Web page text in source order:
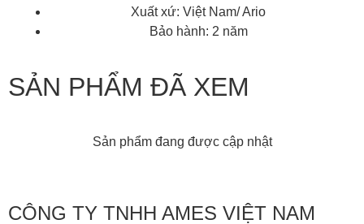
Xuất xứ: Việt Nam/ Ario
Bảo hành: 2 năm
SẢN PHẨM ĐÃ XEM
Sản phẩm đang được cập nhật
CÔNG TY TNHH AMES VIỆT NAM